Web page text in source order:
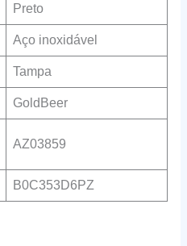
‎Preto
‎Aço inoxidável
‎Tampa
‎GoldBeer
‎AZ03859
‎B0C353D6PZ